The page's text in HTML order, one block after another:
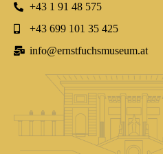
+43 1 91 48 575
+43 699 101 35 425
info@ernstfuchsmuseum.at